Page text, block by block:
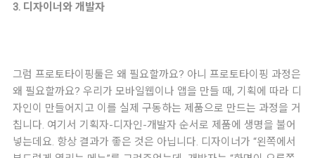
3. 디자이너와 개발자
그럼 프로토타이핑툴은 왜 필요할까요? 아니 프로토타이핑 과정은
왜 필요할까요? 우리가 모바일웹이나 앱을 만들 때, 기획에 따라 디
자인이 만들어지고 이를 실제 구동하는 제품으로 만드는 과정을 거
칩니다. 여기서 기획자-디자인-개발자 순서로 제품에 생명을 불어
넣는데요. 항상 결과가 좋은 것은 아닙니다. 디자이너가 “왼쪽에서